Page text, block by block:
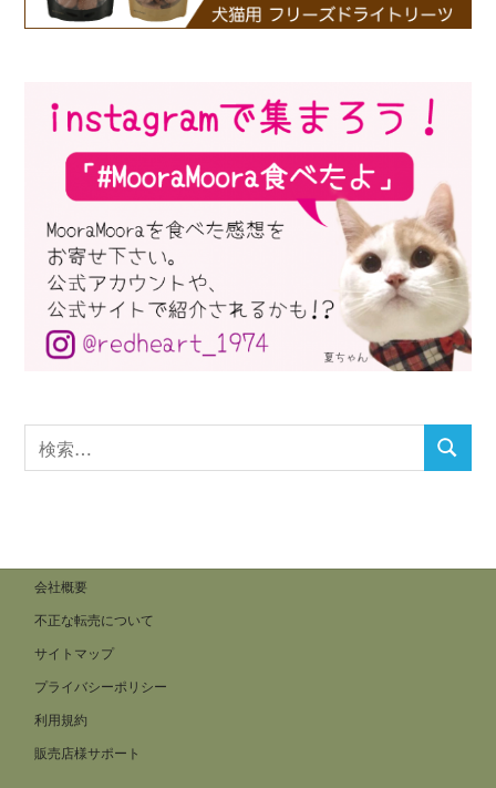
検
索
検
会社概要
不正な転売について
サイトマップ
プライバシーポリシー
利用規約
販売店様サポート